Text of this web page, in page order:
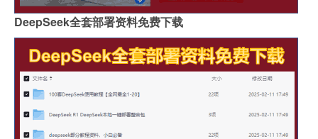
DeepSeek全套部署资料免费下载